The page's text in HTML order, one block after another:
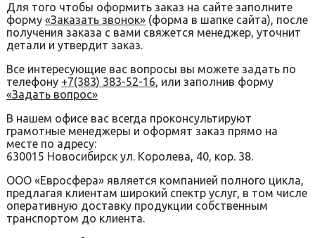
Для того чтобы оформить заказ на сайте заполните
форму «Заказать звонок» (форма в шапке сайта), после
получения заказа с вами свяжется менеджер, уточнит
детали и утвердит заказ.
Все интересующие вас вопросы вы можете задать по
телефону +7(383) 383-52-16, или заполнив форму
«Задать вопрос»
В нашем офисе вас всегда проконсультируют
грамотные менеджеры и оформят заказ прямо на
месте по адресу:
630015 Новосибирск ул. Королева, 40, кор. 38.
ООО «Евросфера» является компанией полного цикла,
предлагая клиентам широкий спектр услуг, в том числе
оперативную доставку продукции собственным
транспортом до клиента.